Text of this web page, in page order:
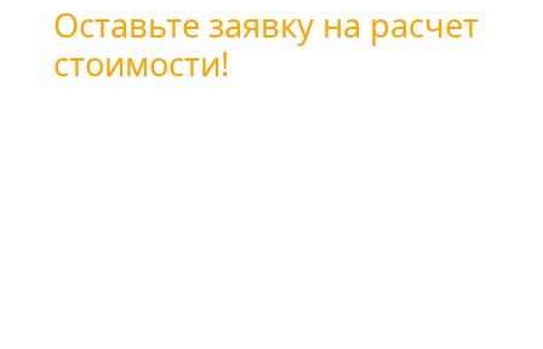
Оставьте заявку на расчет
стоимости!